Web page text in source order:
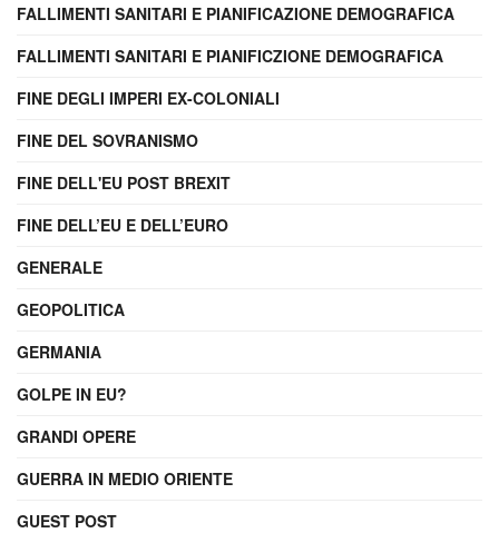
FALLIMENTI SANITARI E PIANIFICAZIONE DEMOGRAFICA
FALLIMENTI SANITARI E PIANIFICZIONE DEMOGRAFICA
FINE DEGLI IMPERI EX-COLONIALI
FINE DEL SOVRANISMO
FINE DELL'EU POST BREXIT
FINE DELL’EU E DELL’EURO
GENERALE
GEOPOLITICA
GERMANIA
GOLPE IN EU?
GRANDI OPERE
GUERRA IN MEDIO ORIENTE
GUEST POST